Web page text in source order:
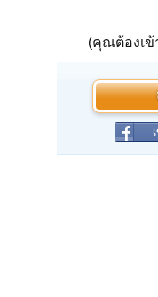
(คุณต้องเข้